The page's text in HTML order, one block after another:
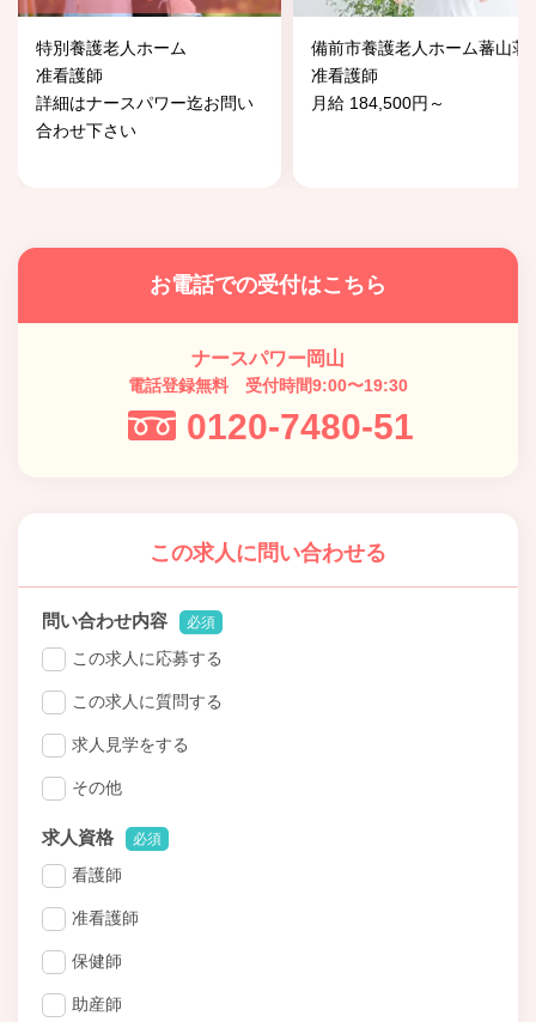
特別養護老人ホーム
准看護師
詳細はナースパワー迄お問い
合わせ下さい
備前市養護老人ホーム蕃山荘
准看護師
月給 184,500円～
お電話での受付はこちら
ナースパワー岡山
電話登録無料 受付時間9:00〜19:30
0120-7480-51
この求人に問い合わせる
問い合わせ内容 必須
この求人に応募する
この求人に質問する
求人見学をする
その他
求人資格 必須
看護師
准看護師
保健師
助産師